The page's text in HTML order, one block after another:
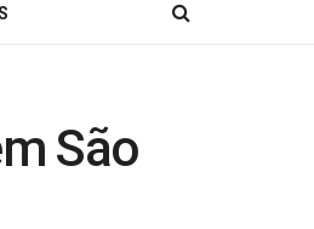
São